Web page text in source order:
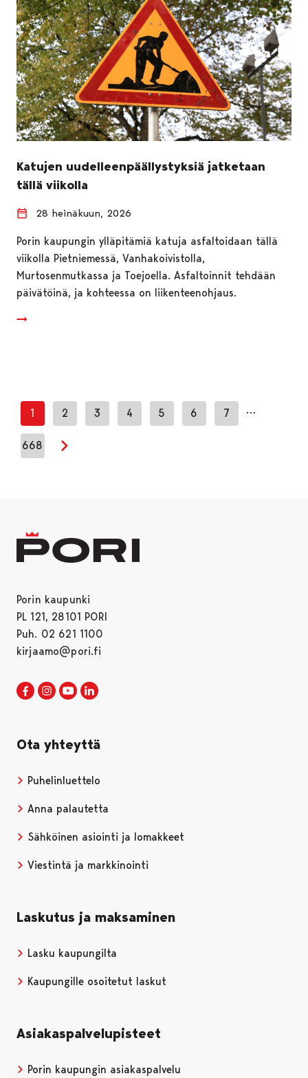
Katujen uudelleenpäällystyksiä jatketaan
tällä viikolla
28 heinäkuun, 2026
Porin kaupungin ylläpitämiä katuja asfaltoidaan tällä
viikolla Pietniemessä, Vanhakoivistolla,
Murtosenmutkassa ja Toejoella. Asfaltoinnit tehdään
päivätöinä, ja kohteessa on liikenteenohjaus.
1 2 3 4 5 6 7 …
668
Porin kaupunki
PL 121, 28101 PORI
Puh. 02 621 1100
kirjaamo@pori.fi
Porin kaupunki Facebookissa
Avautuu uudessa välilehdessä
Porin kaupunki Instagramissa
Avautuu uudessa välilehdessä
Porin kaupunki Youtubessa
Avautuu uudessa välilehdessä
Ota yhteyttä
Puhelinluettelo
Anna palautetta
Sähköinen asiointi ja lomakkeet
Viestintä ja markkinointi
Laskutus ja maksaminen
Lasku kaupungilta
Kaupungille osoitetut laskut
Asiakaspalvelupisteet
Porin kaupungin asiakaspalvelu